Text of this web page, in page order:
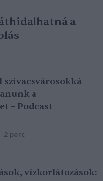
a
szivacsvárosokká
a
– Podcast
2 perc
vízkorlátozások: